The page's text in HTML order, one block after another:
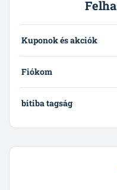
Kuponok és akciók
Fiókom
bitiba tagság